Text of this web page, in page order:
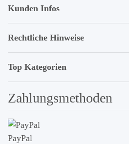
Kunden Infos
Rechtliche Hinweise
Top Kategorien
Zahlungsmethoden
PayPal